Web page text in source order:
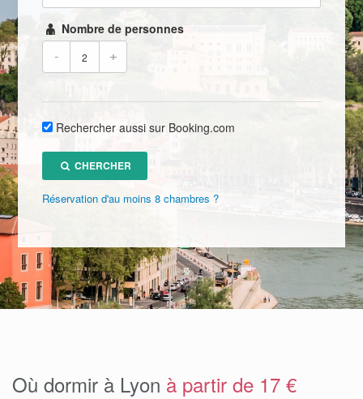
Nombre de personnes
- +
Rechercher aussi sur Booking.com
CHERCHER
Réservation d'au moins 8 chambres ?
Où dormir à Lyon à partir de 17 €